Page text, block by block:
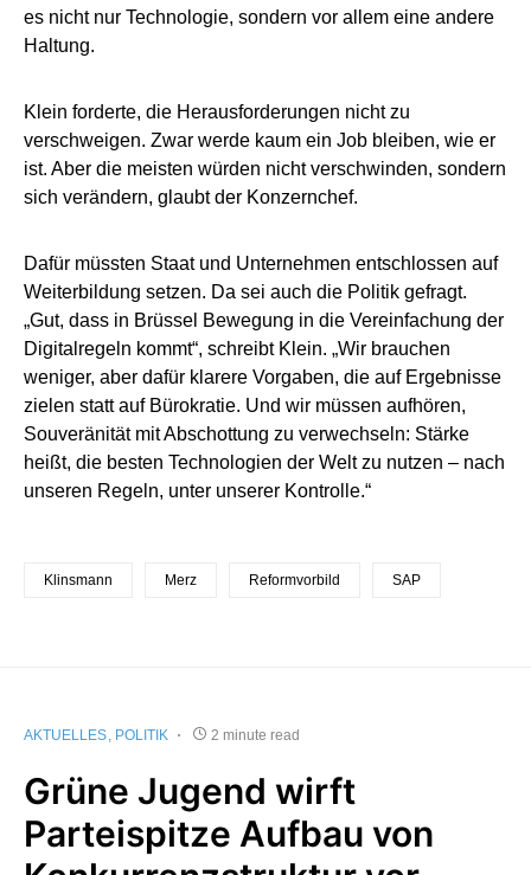
es nicht nur Technologie, sondern vor allem eine andere
Haltung.
Klein forderte, die Herausforderungen nicht zu
verschweigen. Zwar werde kaum ein Job bleiben, wie er
ist. Aber die meisten würden nicht verschwinden, sondern
sich verändern, glaubt der Konzernchef.
Dafür müssten Staat und Unternehmen entschlossen auf
Weiterbildung setzen. Da sei auch die Politik gefragt.
„Gut, dass in Brüssel Bewegung in die Vereinfachung der
Digitalregeln kommt“, schreibt Klein. „Wir brauchen
weniger, aber dafür klarere Vorgaben, die auf Ergebnisse
zielen statt auf Bürokratie. Und wir müssen aufhören,
Souveränität mit Abschottung zu verwechseln: Stärke
heißt, die besten Technologien der Welt zu nutzen – nach
unseren Regeln, unter unserer Kontrolle.“
Klinsmann Merz Reformvorbild SAP
AKTUELLES POLITIK 2 minute read
Grüne Jugend wirft
Parteispitze Aufbau von